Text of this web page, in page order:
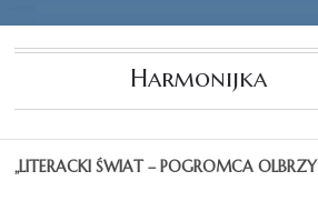
Harmonijka
„LITERACKI ŚWIAT – POGROMCA OLBRZY